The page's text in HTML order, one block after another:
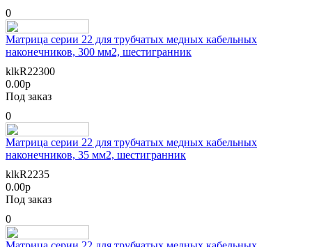
0
Матрица серии 22 для трубчатых медных кабельных
наконечников, 300 мм2, шестигранник
klkR22300
0.00р
Под заказ
0
Матрица серии 22 для трубчатых медных кабельных
наконечников, 35 мм2, шестигранник
klkR2235
0.00р
Под заказ
0